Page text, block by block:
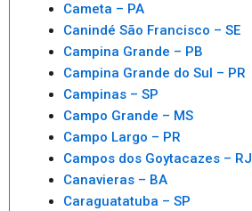
Cameta – PA
Canindé São Francisco – SE
Campina Grande – PB
Campina Grande do Sul – PR
Campinas – SP
Campo Grande – MS
Campo Largo – PR
Campos dos Goytacazes – RJ
Canavieras – BA
Caraguatatuba – SP